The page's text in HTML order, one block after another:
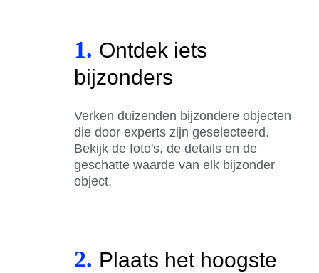
1. Ontdek iets
bijzonders
Verken duizenden bijzondere objecten
die door experts zijn geselecteerd.
Bekijk de foto's, de details en de
geschatte waarde van elk bijzonder
object.
2. Plaats het hoogste